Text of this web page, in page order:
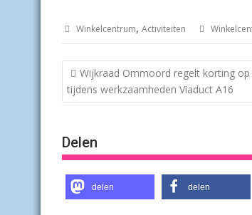
Winkelcentrum, Activiteiten
Bericht
navigatie
Wijkraad Ommoord regelt korting
tijdens werkzaamheden Viaduct A16
Delen
delen delen